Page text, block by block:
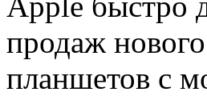
продаж
планшетов с